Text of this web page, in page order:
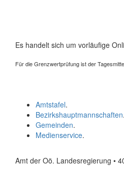
Es handelt sich um vorläufige
Für die Grenzwertprüfung ist der
Amtstafel.
Bezirkshauptmannschaften.
Gemeinden.
Medienservice.
Amt der Oö. Landesregierung •